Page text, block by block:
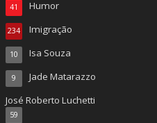
Humor
41
Imigração
234
Isa Souza
10
Jade Matarazzo
9
José Roberto Luchetti
59